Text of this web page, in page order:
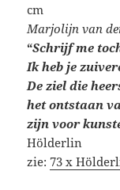
cm
Marjolijn van
“Schrijf me
Ik heb je
De ziel die
het ontstaan
zijn voor
Hölderlin
zie: 73 x